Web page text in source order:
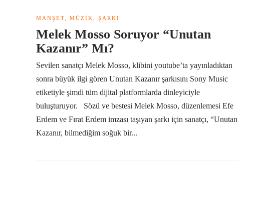
MANŞET MÜZIK ŞARKI
Melek Mosso Soruyor “Unutan
Kazanır” Mı?
Sevilen sanatçı Melek Mosso, klibini youtube’ta yayınladıktan
sonra büyük ilgi gören Unutan Kazanır şarkısını Sony Music
etiketiyle şimdi tüm dijital platformlarda dinleyiciyle
buluşturuyor. Sözü ve bestesi Melek Mosso, düzenlemesi Efe
Erdem ve Fırat Erdem imzası taşıyan şarkı için sanatçı, “Unutan
Kazanır, bilmediğim soğuk bir...